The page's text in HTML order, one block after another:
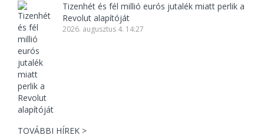
Tizenhét és fél millió eurós jutalék miatt perlik a
Revolut alapítóját
2026. augusztus 4. 14:27
TOVÁBBI HÍREK >